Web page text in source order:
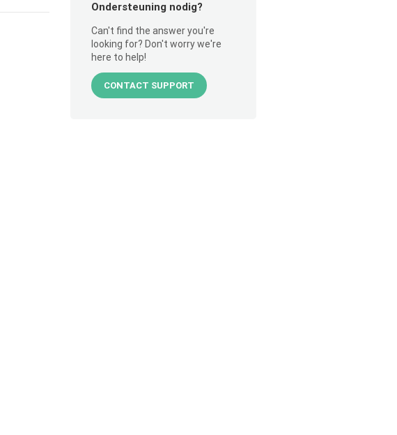
Ondersteuning nodig?
Can't find the answer you're
looking for? Don't worry we're
here to help!
CONTACT SUPPORT